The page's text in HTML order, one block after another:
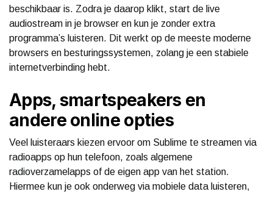
beschikbaar is. Zodra je daarop klikt, start de live
audiostream in je browser en kun je zonder extra
programma’s luisteren. Dit werkt op de meeste moderne
browsers en besturingssystemen, zolang je een stabiele
internetverbinding hebt.
Apps, smartspeakers en
andere online opties
Veel luisteraars kiezen ervoor om Sublime te streamen via
radioapps op hun telefoon, zoals algemene
radioverzamelapps of de eigen app van het station.
Hiermee kun je ook onderweg via mobiele data luisteren,